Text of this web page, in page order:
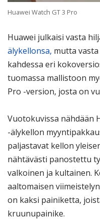
Huawei Watch GT 3 Pro
Huawei julkaisi vasta
älykellonsa, mutta
kahdessa eri
tuomassa mallistoon
Pro -version, josta on
Vuotokuvissa nähdään
-älykellon
paljastavat kellon
nähtävästi panostettu
valkoinen ja kultainen.
aaltomaisen
on kaksi painiketta,
kruunupainike.